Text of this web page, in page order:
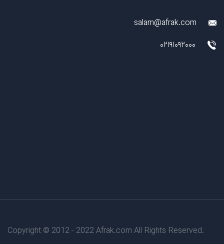
salam@afrak.com
02191092000
Copyright © 2012 - 2022 Afrak.com All Rights Reserved.